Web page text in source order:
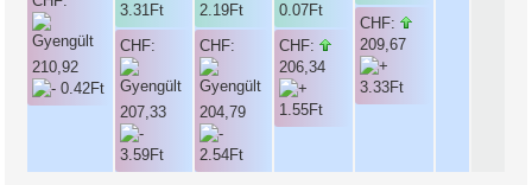
210,92
CHF:
207,33
CHF:
204,79
CHF:
206,34
CHF:
209,67